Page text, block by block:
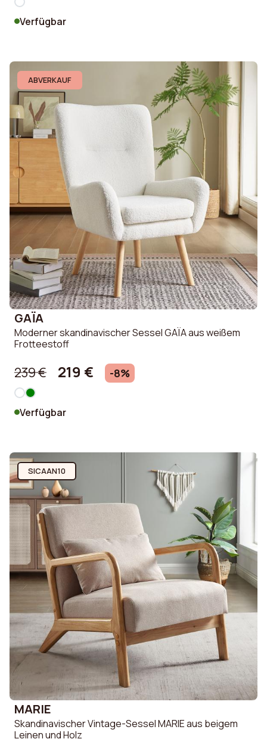
Verfügbar
ABVERKAUF
GAÏA
Moderner skandinavischer Sessel GAÏA aus weißem
Frotteestoff
239 € 219 € -8%
Verfügbar
SICAAN10
MARIE
Skandinavischer Vintage-Sessel MARIE aus beigem
Leinen und Holz